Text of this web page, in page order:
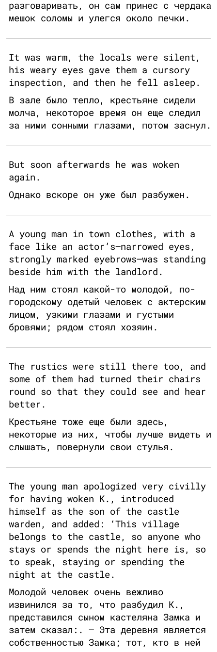
разговаривать, он сам принес с чердака
мешок соломы и улегся около печки.
It was warm, the locals were silent,
his weary eyes gave them a cursory
inspection, and then he fell asleep.
В зале было тепло, крестьяне сидели
молча, некоторое время он еще следил
за ними сонными глазами, потом заснул.
But soon afterwards he was woken
again.
Однако вскоре он уже был разбужен.
A young man in town clothes, with a
face like an actor’s—narrowed eyes,
strongly marked eyebrows—was standing
beside him with the landlord.
Над ним стоял какой-то молодой, по-
городскому одетый человек с актерским
лицом, узкими глазами и густыми
бровями; рядом стоял хозяин.
The rustics were still there too, and
some of them had turned their chairs
round so that they could see and hear
better.
Крестьяне тоже еще были здесь,
некоторые из них, чтобы лучше видеть и
слышать, повернули свои стулья.
The young man apologized very civilly
for having woken K., introduced
himself as the son of the castle
warden, and added: ‘This village
belongs to the castle, so anyone who
stays or spends the night here is, so
to speak, staying or spending the
night at the castle.
Молодой человек очень вежливо
извинился за то, что разбудил К.,
представился сыном кастеляна Замка и
затем сказал:. — Эта деревня является
собственностью Замка; тот, кто в ней